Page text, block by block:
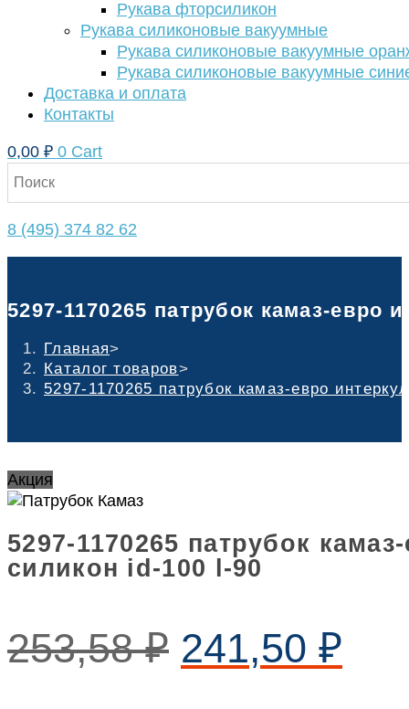
Рукава фторсиликон
Рукава силиконовые вакуумные
Рукава силиконовые вакуумные
Рукава силиконовые вакуумные
Доставка и оплата
Контакты
0,00 ₽ 0 Cart
8 (495) 374 82 62
5297-1170265 патрубок камаз-евро
Главная>
Каталог товаров>
5297-1170265 патрубок камаз-евро
Акция
5297-1170265 патрубок
силикон id-100 l-90
253,58₽ 241,50 ₽